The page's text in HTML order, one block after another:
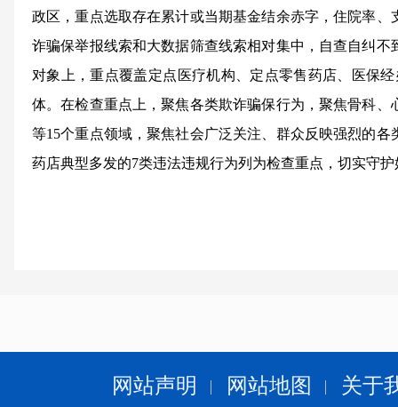
政区，重点选取存在累计或当期基金结余赤字，住院率
诈骗保举报线索和大数据筛查线索相对集中，自查自纠
对象上，重点覆盖定点医疗机构、定点零售药店、医保
体。在检查重点上，聚焦各类欺诈骗保行为，聚焦骨科
等15个重点领域，聚焦社会广泛关注、群众反映强烈的
药店典型多发的7类违法违规行为列为检查重点，切实守护
网站声明 网站地图
关于